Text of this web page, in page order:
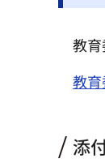
教
教
添